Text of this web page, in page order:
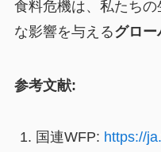
食料危機は、私たち
な影響を与えるグロー
参考文献:
国連WFP: https://